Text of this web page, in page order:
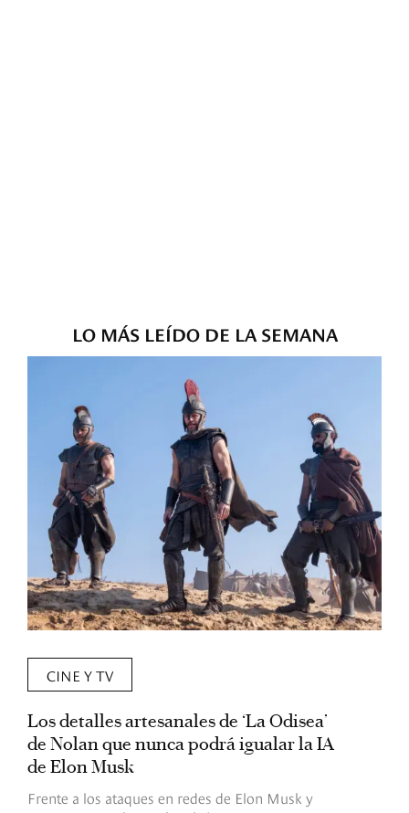
LO MÁS LEÍDO DE LA SEMANA
CINE Y TV
Los detalles artesanales de ‘La Odisea’
de Nolan que nunca podrá igualar la IA
de Elon Musk
Frente a los ataques en redes de Elon Musk y